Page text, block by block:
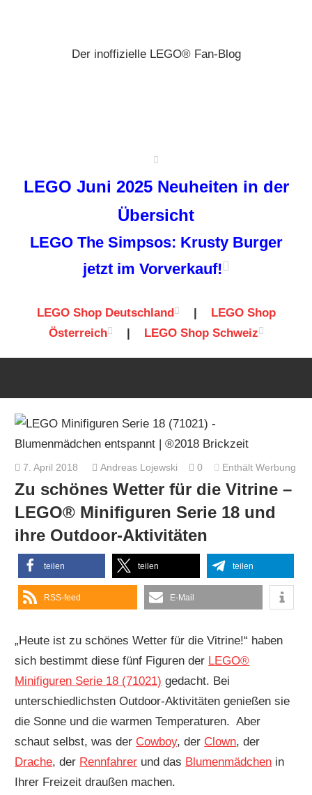
Der inoffizielle LEGO® Fan-Blog
LEGO Juni 2025 Neuheiten in der
Übersicht
LEGO The Simpsos: Krusty Burger
jetzt im Vorverkauf!
LEGO Shop Deutschland | LEGO Shop
Österreich
| LEGO Shop Schweiz
7. April 2018 Andreas Lojewski 0 Enthält Werbung
Zu schönes Wetter für die Vitrine –
LEGO® Minifiguren Serie 18 und
ihre Outdoor-Aktivitäten
teilen teilen teilen
RSS-feed E-Mail
„Heute ist zu schönes Wetter für die Vitrine!“ haben
sich bestimmt diese fünf Figuren der LEGO®
Minifiguren Serie 18 (71021) gedacht. Bei
unterschiedlichsten Outdoor-Aktivitäten genießen sie
die Sonne und die warmen Temperaturen. Aber
schaut selbst, was der Cowboy, der Clown, der
Drache, der Rennfahrer und das Blumenmädchen in
Ihrer Freizeit draußen machen.